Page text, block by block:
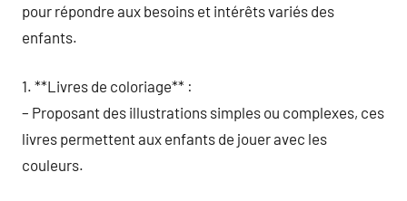
pour répondre aux besoins et intérêts variés des
enfants.
1. **Livres de coloriage** :
– Proposant des illustrations simples ou complexes, ces
livres permettent aux enfants de jouer avec les
couleurs.